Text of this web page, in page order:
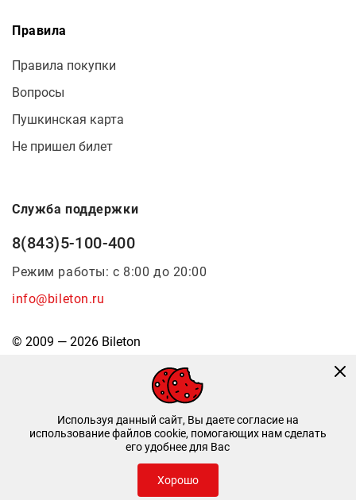
Правила
Правила покупки
Вопросы
Пушкинская карта
Не пришел билет
Служба поддержки
8(843)5-100-400
Режим работы: с 8:00 до 20:00
info@bileton.ru
© 2009 — 2026 Bileton
Инфоматика
—Дизайн и разработка
Используя данный сайт, Вы даете согласие на
использование файлов cookie, помогающих нам сделать
его удобнее для Вас
Хорошо